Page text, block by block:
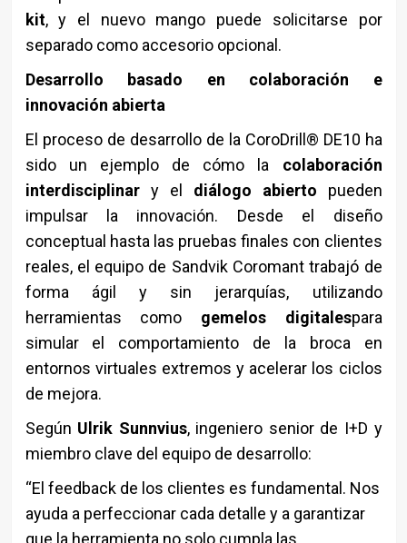
kit, y el nuevo mango puede solicitarse por
separado como accesorio opcional.
Desarrollo basado en colaboración e
innovación abierta
El proceso de desarrollo de la CoroDrill® DE10 ha
sido un ejemplo de cómo la colaboración
interdisciplinary el diálogo abierto pueden
impulsar la innovación. Desde el diseño
conceptual hasta las pruebas finales con clientes
reales, el equipo de Sandvik Coromant trabajó de
forma ágil y sin jerarquías, utilizando
herramientas como gemelos digitalespara
simular el comportamiento de la broca en
entornos virtuales extremos y acelerar los ciclos
de mejora.
Según Ulrik Sunnvius, ingeniero senior de I+D y
miembro clave del equipo de desarrollo:
“El feedback de los clientes es fundamental. Nos
ayuda a perfeccionar cada detalle y a garantizar
que la herramienta no solo cumpla las